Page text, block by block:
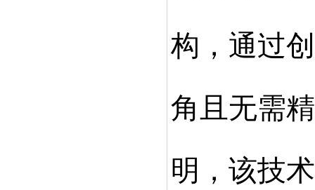
构，通过
角且无需
明，该技